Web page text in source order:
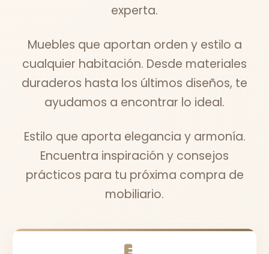
experta.
Muebles que aportan orden y estilo a
cualquier habitación. Desde materiales
duraderos hasta los últimos diseños, te
ayudamos a encontrar lo ideal.
Estilo que aporta elegancia y armonía.
Encuentra inspiración y consejos
prácticos para tu próxima compra de
mobiliario.